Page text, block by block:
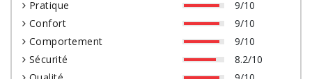
Pratique
9/10
Confort
9/10
Comportement
9/10
Sécurité
8.2/10